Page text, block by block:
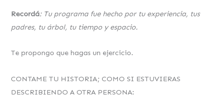
Recordá: Tu programa fue hecho por tu experiencia, tus
padres, tu árbol, tu tiempo y espacio.
Te propongo que hagas un ejercicio.
CONTAME TU HISTORIA; COMO SI ESTUVIERAS
DESCRIBIENDO A OTRA PERSONA: